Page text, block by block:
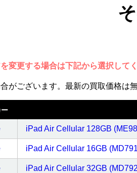
変更する場合は下記から選択してく
がございます。最新の買取価格は
ー
iPad Air Cellular 128GB
iPad Air Cellular 16GB
iPad Air Cellular 32GB